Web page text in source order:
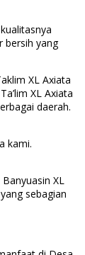
bersih yang
XL Axiata
XL Axiata
daerah.
kami.
XL
sebagian